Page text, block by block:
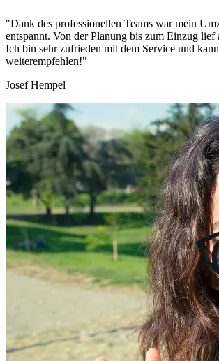
"Dank des professionellen Teams war mein
entspannt. Von der Planung bis zum Einzug lief
Ich bin sehr zufrieden mit dem Service und
weiterempfehlen!"
Josef Hempel